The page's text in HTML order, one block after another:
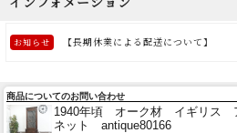
商品についてのお問い合わせ
1940年頃 オーク材 イギリス
ネット antique80166